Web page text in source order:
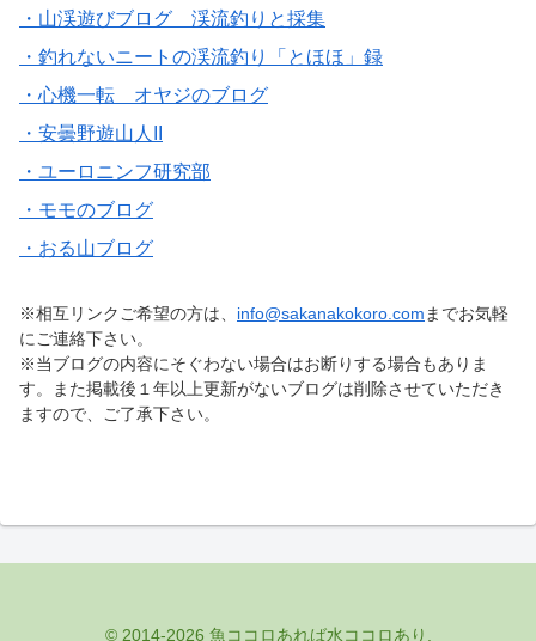
・山渓遊びブログ 渓流釣りと採集
・釣れないニートの渓流釣り「とほほ」録
・心機一転 オヤジのブログ
・安曇野遊山人II
・ユーロニンフ研究部
・モモのブログ
・おる山ブログ
※相互リンクご希望の方は、 info@sakanakokoro.com までお気軽
にご連絡下さい。
※当ブログの内容にそぐわない場合はお断りする場合もありま
す。また掲載後１年以上更新がないブログは削除させていただき
ますので、ご了承下さい。
© 2014-2026 魚ココロあれば水ココロあり.